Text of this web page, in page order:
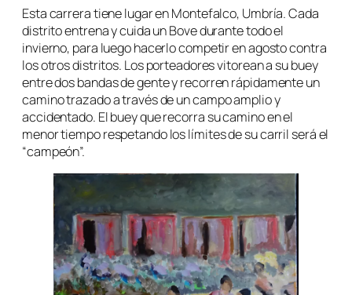
Esta carrera tiene lugar en Montefalco, Umbría. Cada
distrito entrena y cuida un Bove durante todo el
invierno, para luego hacerlo competir en agosto contra
los otros distritos. Los porteadores vitorean a su buey
entre dos bandas de gente y recorren rápidamente un
camino trazado a través de un campo amplio y
accidentado. El buey que recorra su camino en el
menor tiempo respetando los límites de su carril será el
“campeón”.